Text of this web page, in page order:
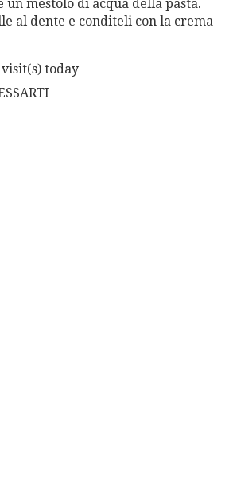
un mestolo di acqua della pasta.
al dente e conditeli con la crema
today